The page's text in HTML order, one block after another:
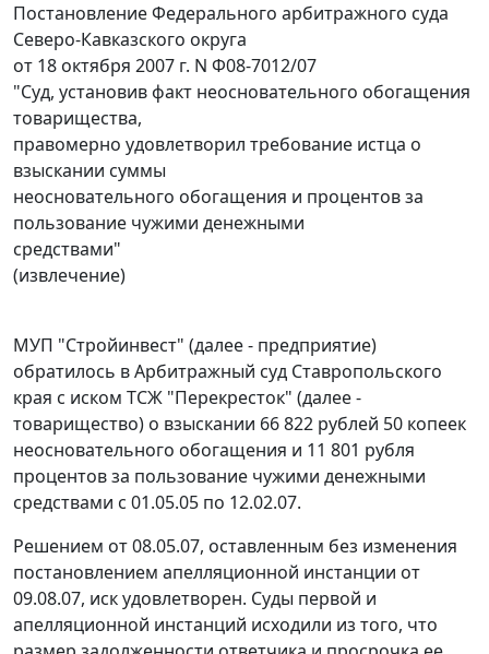
Постановление Федерального арбитражного суда
Северо-Кавказского округа
от 18 октября 2007 г. N Ф08-7012/07
"Суд, установив факт неосновательного обогащения
товарищества,
правомерно удовлетворил требование истца о
взыскании суммы
неосновательного обогащения и процентов за
пользование чужими денежными
средствами"
(извлечение)
МУП "Стройинвест" (далее - предприятие)
обратилось в Арбитражный суд Ставропольского
края с иском ТСЖ "Перекресток" (далее -
товарищество) о взыскании 66 822 рублей 50 копеек
неосновательного обогащения и 11 801 рубля
процентов за пользование чужими денежными
средствами с 01.05.05 по 12.02.07.
Решением от 08.05.07, оставленным без изменения
постановлением апелляционной инстанции от
09.08.07, иск удовлетворен. Суды первой и
апелляционной инстанций исходили из того, что